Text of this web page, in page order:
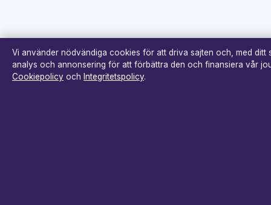
Vi använder nödvändiga cookies för att driva sajten och, med ditt
analys och annonsering för att förbättra den och finansiera vår
Cookiepolicy och Integritetspolicy.